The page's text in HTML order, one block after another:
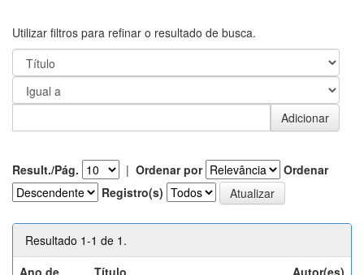
Utilizar filtros para refinar o resultado de busca.
Result./Pág. | Ordenar por
Ordenar
Registro(s)
Resultado 1-1 de 1.
Ano de
Título Autor(es)